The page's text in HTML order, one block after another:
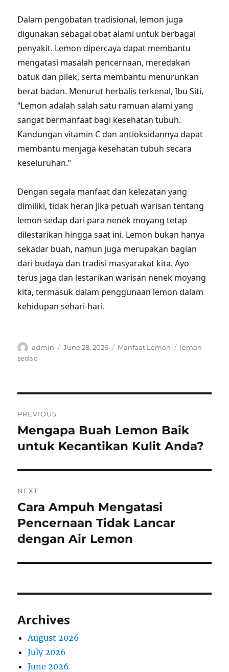
Dalam pengobatan tradisional, lemon juga
digunakan sebagai obat alami untuk berbagai
penyakit. Lemon dipercaya dapat membantu
mengatasi masalah pencernaan, meredakan
batuk dan pilek, serta membantu menurunkan
berat badan. Menurut herbalis terkenal, Ibu Siti,
“Lemon adalah salah satu ramuan alami yang
sangat bermanfaat bagi kesehatan tubuh.
Kandungan vitamin C dan antioksidannya dapat
membantu menjaga kesehatan tubuh secara
keseluruhan.”
Dengan segala manfaat dan kelezatan yang
dimiliki, tidak heran jika petuah warisan tentang
lemon sedap dari para nenek moyang tetap
dilestarikan hingga saat ini. Lemon bukan hanya
sekadar buah, namun juga merupakan bagian
dari budaya dan tradisi masyarakat kita. Ayo
terus jaga dan lestarikan warisan nenek moyang
kita, termasuk dalam penggunaan lemon dalam
kehidupan sehari-hari.
Author
admin
Posted
June 28, 2026 Categories
Manfaat Lemon Tags
lemon
sedap
navigation
PREVIOUS
Previous
post:
Mengapa Buah Lemon Baik
untuk Kecantikan Kulit Anda?
NEXT
Next
post:
Cara Ampuh Mengatasi
Pencernaan Tidak Lancar
dengan Air Lemon
Archives
August 2026
July 2026
June 2026